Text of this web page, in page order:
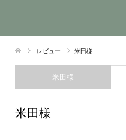
レビュー 米田様
米田様
米田様